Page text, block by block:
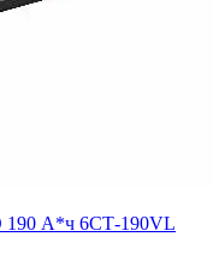
190 А*ч 6СТ-190VL